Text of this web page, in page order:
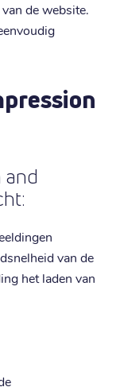
de website.
and
van de
het laden van